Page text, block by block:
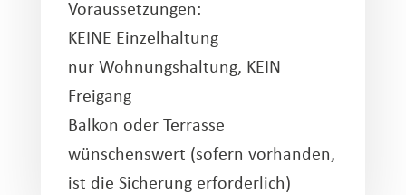
Voraussetzungen:
KEINE Einzelhaltung
nur Wohnungshaltung, KEIN
Freigang
Balkon oder Terrasse
wünschenswert (sofern vorhanden,
ist die Sicherung erforderlich)